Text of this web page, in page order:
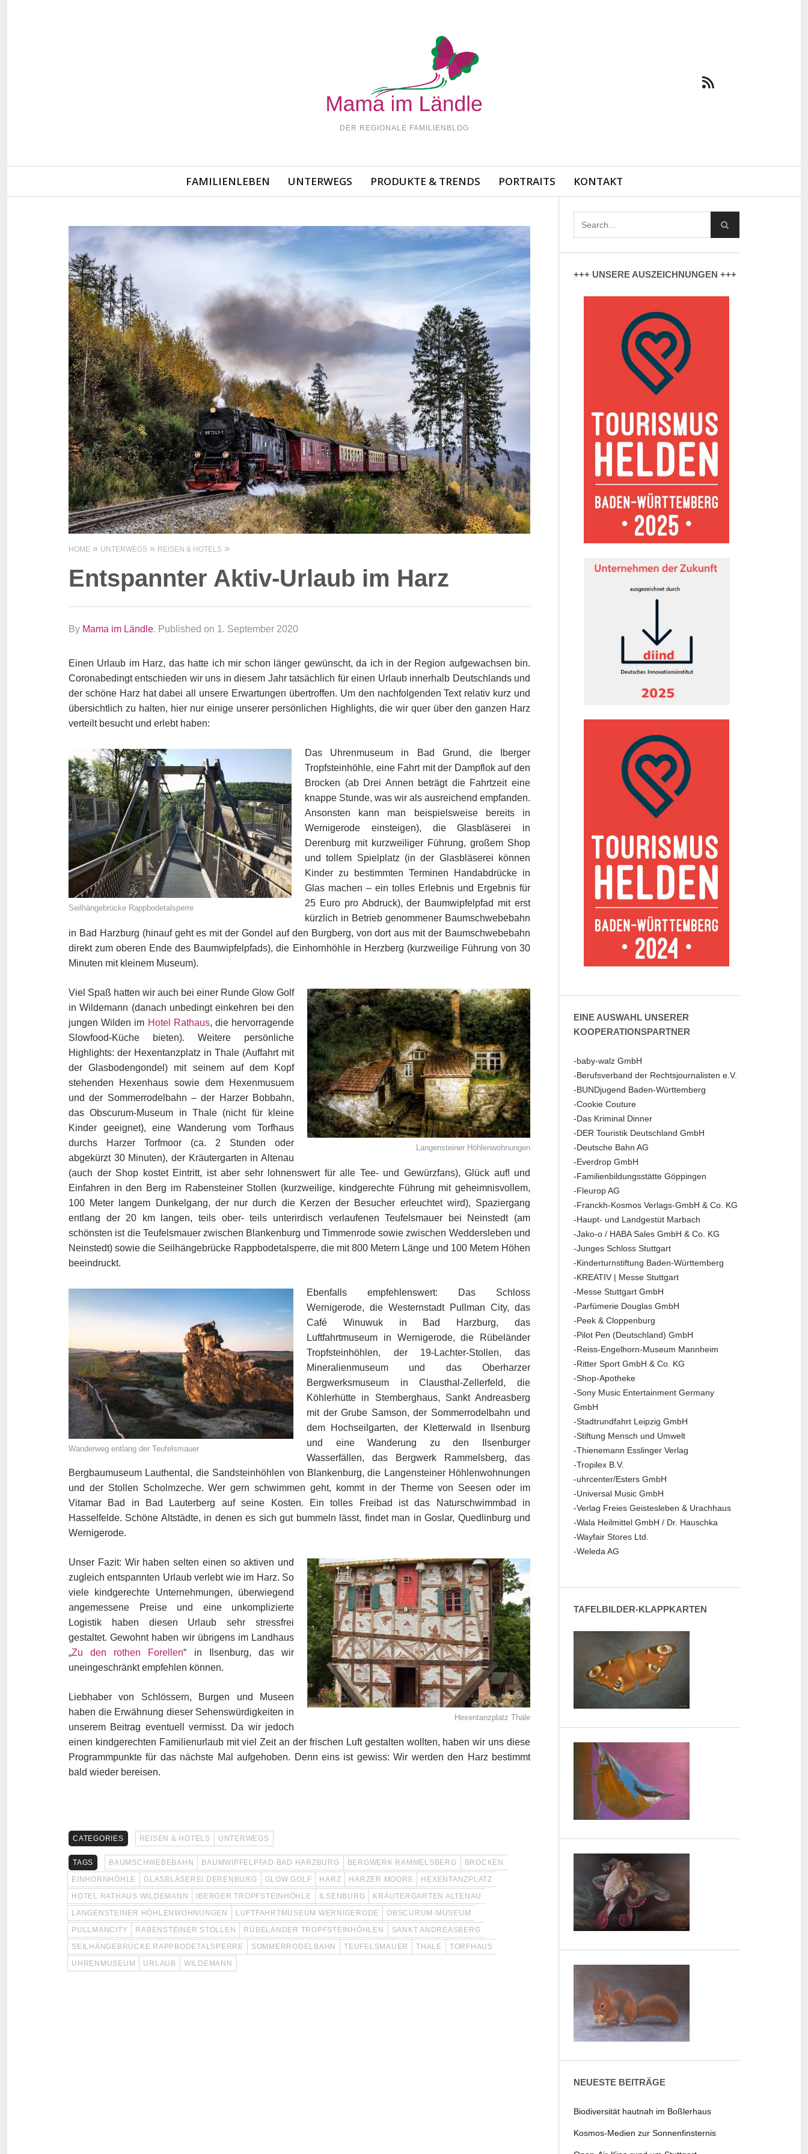
DER REGIONALE FAMILIENBLOG
Navigation
FAMILIENLEBEN UNTERWEGS PRODUKTE & TRENDS PORTRAITS KONTAKT
HOME UNTERWEGS REISEN & HOTELS
Entspannter Aktiv-Urlaub im Harz
By Mama im Ländle. Published on 1. September 2020
Einen Urlaub im Harz, das hatte ich mir schon länger gewünscht, da ich in der Region aufgewachsen bin.
Coronabedingt entschieden wir uns in diesem Jahr tatsächlich für einen Urlaub innerhalb Deutschlands und
der schöne Harz hat dabei all unsere Erwartungen übertroffen. Um den nachfolgenden Text relativ kurz und
übersichtlich zu halten, hier nur einige unserer persönlichen Highlights, die wir quer über den ganzen Harz
verteilt besucht und erlebt haben:
Seilhängebrücke Rappbodetalsperre
Das Uhrenmuseum in Bad Grund, die Iberger
Tropfsteinhöhle, eine Fahrt mit der Dampflok auf den
Brocken (ab Drei Annen beträgt die Fahrtzeit eine
knappe Stunde, was wir als ausreichend empfanden.
Ansonsten kann man beispielsweise bereits in
Wernigerode einsteigen), die Glasbläserei in
Derenburg mit kurzweiliger Führung, großem Shop
und tollem Spielplatz (in der Glasbläserei können
Kinder zu bestimmten Terminen Handabdrücke in
Glas machen – ein tolles Erlebnis und Ergebnis für
25 Euro pro Abdruck), der Baumwipfelpfad mit erst
kürzlich in Betrieb genommener Baumschwebebahn
in Bad Harzburg (hinauf geht es mit der Gondel auf den Burgberg, von dort aus mit der Baumschwebebahn
direkt zum oberen Ende des Baumwipfelpfads), die Einhornhöhle in Herzberg (kurzweilige Führung von 30
Minuten mit kleinem Museum).
Langensteiner Höhlenwohnungen
Viel Spaß hatten wir auch bei einer Runde Glow Golf
in Wildemann (danach unbedingt einkehren bei den
jungen Wilden im Hotel Rathaus, die hervorragende
Slowfood-Küche bieten). Weitere persönliche
Highlights: der Hexentanzplatz in Thale (Auffahrt mit
der Glasbodengondel) mit seinem auf dem Kopf
stehenden Hexenhaus sowie dem Hexenmusuem
und der Sommerrodelbahn – der Harzer Bobbahn,
das Obscurum-Museum in Thale (nicht für kleine
Kinder geeignet), eine Wanderung vom Torfhaus
durchs Harzer Torfmoor (ca. 2 Stunden oder
abgekürzt 30 Minuten), der Kräutergarten in Altenau
(auch der Shop kostet Eintritt, ist aber sehr lohnenswert für alle Tee- und Gewürzfans), Glück auf! und
Einfahren in den Berg im Rabensteiner Stollen (kurzweilige, kindgerechte Führung mit geheimnisvollem,
100 Meter langem Dunkelgang, der nur durch die Kerzen der Besucher erleuchtet wird), Spaziergang
entlang der 20 km langen, teils ober- teils unterirdisch verlaufenen Teufelsmauer bei Neinstedt (am
schönsten ist die Teufelsmauer zwischen Blankenburg und Timmenrode sowie zwischen Weddersleben und
Neinstedt) sowie die Seilhängebrücke Rappbodetalsperre, die mit 800 Metern Länge und 100 Metern Höhen
beeindruckt.
Wanderweg entlang der Teufelsmauer
Ebenfalls empfehlenswert: Das Schloss
Wernigerode, die Westernstadt Pullman City, das
Café Winuwuk in Bad Harzburg, das
Luftfahrtmuseum in Wernigerode, die Rübeländer
Tropfsteinhöhlen, der 19-Lachter-Stollen, das
Mineralienmuseum und das Oberharzer
Bergwerksmuseum in Clausthal-Zellerfeld, die
Köhlerhütte in Stemberghaus, Sankt Andreasberg
mit der Grube Samson, der Sommerrodelbahn und
dem Hochseilgarten, der Kletterwald in Ilsenburg
und eine Wanderung zu den Ilsenburger
Wasserfällen, das Bergwerk Rammelsberg, das
Bergbaumuseum Lauthental, die Sandsteinhöhlen von Blankenburg, die Langensteiner Höhlenwohnungen
und der Stollen Scholmzeche. Wer gern schwimmen geht, kommt in der Therme von Seesen oder im
Vitamar Bad in Bad Lauterberg auf seine Kosten. Ein tolles Freibad ist das Naturschwimmbad in
Hasselfelde. Schöne Altstädte, in denen es sich gut bummeln lässt, findet man in Goslar, Quedlinburg und
Wernigerode.
Hexentanzplatz Thale
Unser Fazit: Wir haben selten einen so aktiven und
zugleich entspannten Urlaub verlebt wie im Harz. So
viele kindgerechte Unternehmungen, überwiegend
angemessene Preise und eine unkomplizierte
Logistik haben diesen Urlaub sehr stressfrei
gestaltet. Gewohnt haben wir übrigens im Landhaus
„Zu den rothen Forellen“ in Ilsenburg, das wir
uneingeschränkt empfehlen können.
Liebhaber von Schlössern, Burgen und Museen
haben die Erwähnung dieser Sehenswürdigkeiten in
unserem Beitrag eventuell vermisst. Da wir jedoch
einen kindgerechten Familienurlaub mit viel Zeit an der frischen Luft gestalten wollten, haben wir uns diese
Programmpunkte für das nächste Mal aufgehoben. Denn eins ist gewiss: Wir werden den Harz bestimmt
bald wieder bereisen.
CATEGORIES REISEN & HOTELS UNTERWEGS
TAGS BAUMSCHWEBEBAHN BAUMWIPFELPFAD BAD HARZBURG BERGWERK RAMMELSBERG
BROCKEN
EINHORNHÖHLE
GLASBLÄSEREI DERENBURG GLOW GOLF HARZ HARZER MOORE
HEXENTANZPLATZ
HOTEL RATHAUS WILDEMANN
IBERGER TROPFSTEINHÖHLE ILSENBURG
KRÄUTERGARTEN ALTENAU
LANGENSTEINER HÖHLENWOHNUNGEN
LUFTFAHRTMUSEUM WERNIGERODE
OBSCURUM-MUSEUM
PULLMANCITY
RABENSTEINER STOLLEN RÜBELÄNDER TROPFSTEINHÖHLEN
SANKT ANDREASBERG
SEILHÄNGEBRÜCKE RAPPBODETALSPERRE
SOMMERRODELBAHN TEUFELSMAUER THALE
TORFHAUS
UHRENMUSEUM
URLAUB WILDEMANN
+++ UNSERE AUSZEICHNUNGEN +++
EINE AUSWAHL UNSERER
KOOPERATIONSPARTNER
-baby-walz GmbH
-Berufsverband der Rechtsjournalisten e.V.
-BUNDjugend Baden-Württemberg
-Cookie Couture
-Das Kriminal Dinner
-DER Touristik Deutschland GmbH
-Deutsche Bahn AG
-Everdrop GmbH
-Familienbildungsstätte Göppingen
-Fleurop AG
-Franckh-Kosmos Verlags-GmbH & Co. KG
-Haupt- und Landgestüt Marbach
-Jako-o / HABA Sales GmbH & Co. KG
-Junges Schloss Stuttgart
-Kinderturnstiftung Baden-Württemberg
-KREATIV | Messe Stuttgart
-Messe Stuttgart GmbH
-Parfümerie Douglas GmbH
-Peek & Cloppenburg
-Pilot Pen (Deutschland) GmbH
-Reiss-Engelhorn-Museum Mannheim
-Ritter Sport GmbH & Co. KG
-Shop-Apotheke
-Sony Music Entertainment Germany
GmbH
-Stadtrundfahrt Leipzig GmbH
-Stiftung Mensch und Umwelt
-Thienemann Esslinger Verlag
-Tropilex B.V.
-uhrcenter/Esters GmbH
-Universal Music GmbH
-Verlag Freies Geistesleben & Urachhaus
-Wala Heilmittel GmbH / Dr. Hauschka
-Wayfair Stores Ltd.
-Weleda AG
TAFELBILDER-KLAPPKARTEN
NEUESTE BEITRÄGE
Biodiversität hautnah im Boßlerhaus
Kosmos-Medien zur Sonnenfinsternis